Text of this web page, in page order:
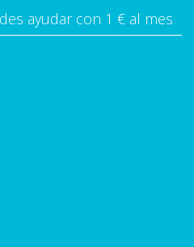
ayudar con 1 € al mes